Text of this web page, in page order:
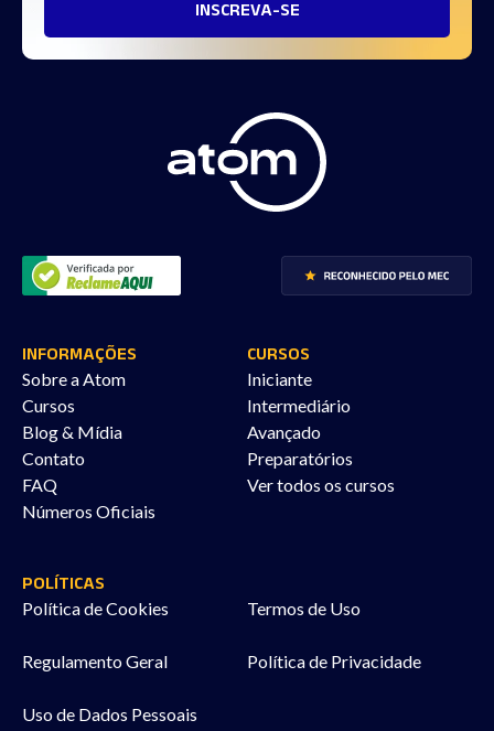
INFORMAÇÕES
Sobre a Atom
Cursos
Blog & Mídia
Contato
FAQ
Números Oficiais
CURSOS
Iniciante
Intermediário
Avançado
Preparatórios
Ver todos os cursos
POLÍTICAS
Política de Cookies Termos de Uso
Regulamento Geral Política de Privacidade
Uso de Dados Pessoais